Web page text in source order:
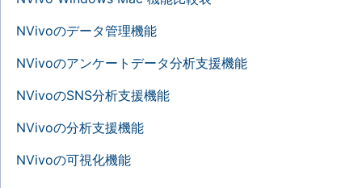
NVivoのデータ管理機能
NVivoのアンケートデータ分析支援機能
NVivoのSNS分析支援機能
NVivoの分析支援機能
NVivoの可視化機能